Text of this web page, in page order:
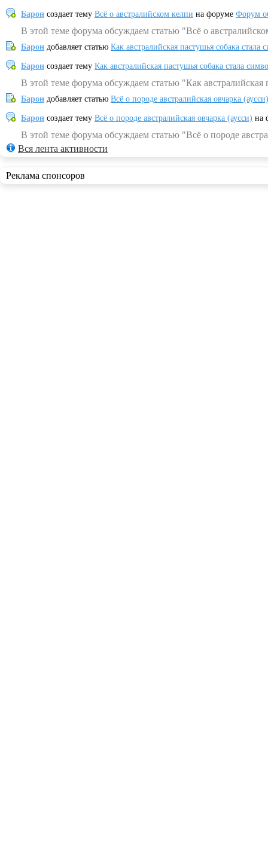
Барон создает тему Всё о австралийском келпи на форуме Форум
В этой теме форума обсуждаем статью "Всё о
Барон добавляет статью Как австралийская пастушья собака
Барон создает тему Как австралийская пастушья собака стала
В этой теме форума обсуждаем статью "Как
Барон добавляет статью Всё о породе австралийская овчарка (аусси)
Барон создает тему Всё о породе австралийская овчарка (аусси) на
В этой теме форума обсуждаем статью "Всё о породе
Вся лента активности
Реклама спонсоров